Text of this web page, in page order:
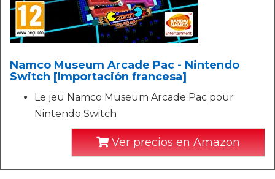
Namco Museum Arcade Pac - Nintendo
Switch [Importación francesa]
Le jeu Namco Museum Arcade Pac pour
Nintendo Switch
Ver precios en Amazon